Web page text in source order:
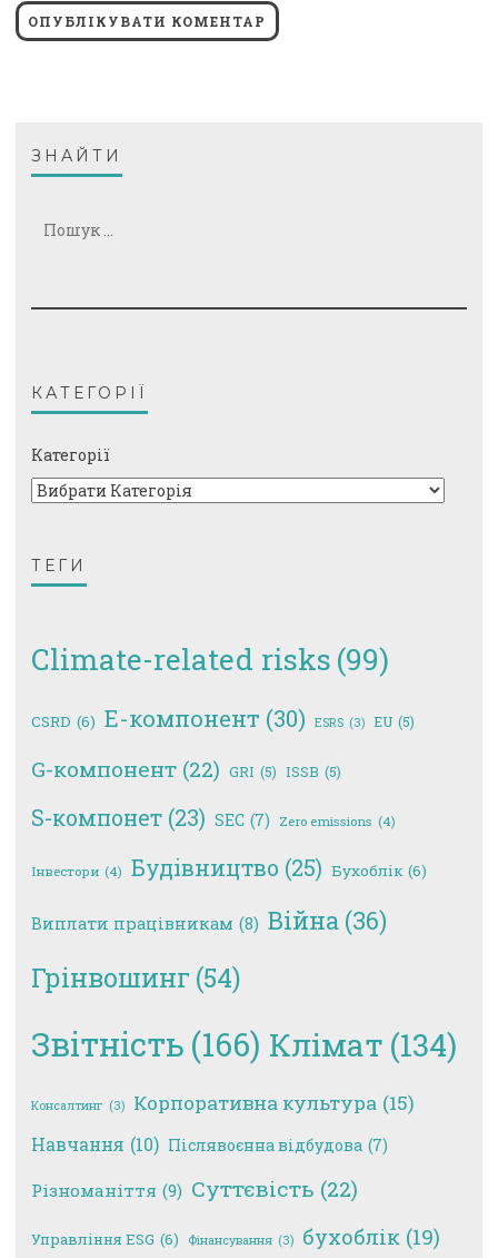
ЗНАЙТИ
КАТЕГОРІЇ
Категорії
ТЕГИ
Climate-related risks (99)
CSRD (6) E-компонент (30) ESRS (3) EU (5)
G-компонент (22) GRI (5) ISSB (5)
S-компонет (23) SEC (7) Zero emissions (4)
Інвестори (4) Будівництво (25) Бухоблік (6)
Виплати працівникам (8) Війна (36)
Грінвошинг (54)
Звітність (166) Клімат (134)
Консалтинг (3) Корпоративна культура (15)
Навчання (10) Післявоєнна відбудова (7)
Різноманіття (9) Суттєвість (22)
Управління ESG (6) Фінансування (3) бухоблік (19)